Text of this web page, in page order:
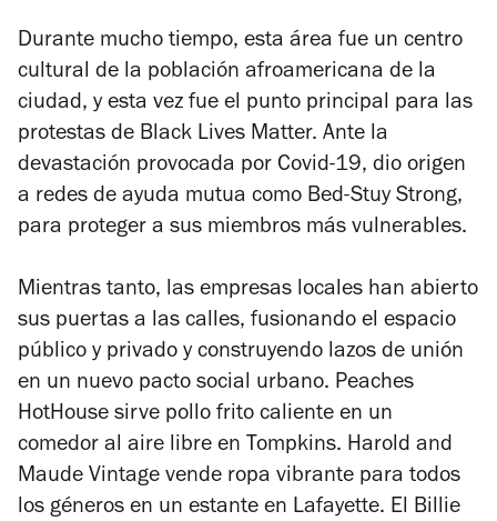
Durante mucho tiempo, esta área fue un centro
cultural de la población afroamericana de la
ciudad, y esta vez fue el punto principal para las
protestas de Black Lives Matter. Ante la
devastación provocada por Covid-19, dio origen
a redes de ayuda mutua como Bed-Stuy Strong,
para proteger a sus miembros más vulnerables.
Mientras tanto, las empresas locales han abierto
sus puertas a las calles, fusionando el espacio
público y privado y construyendo lazos de unión
en un nuevo pacto social urbano. Peaches
HotHouse sirve pollo frito caliente en un
comedor al aire libre en Tompkins. Harold and
Maude Vintage vende ropa vibrante para todos
los géneros en un estante en Lafayette. El Billie